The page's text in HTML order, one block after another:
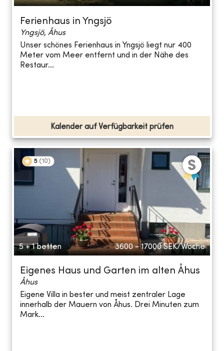
Ferienhaus in Yngsjö
Yngsjö, Åhus
Unser schönes Ferienhaus in Yngsjö liegt nur 400
Meter vom Meer entfernt und in der Nähe des
Restaur...
Kalender auf Verfügbarkeit prüfen
5 (10)
5 + 1 betten 3600 - 17000 SEK/Woche
Eigenes Haus und Garten im alten Åhus
Åhus
Eigene Villa in bester und meist zentraler Lage
innerhalb der Mauern von Åhus. Drei Minuten zum
Mark...